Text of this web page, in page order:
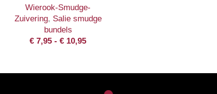
Wierook-Smudge-
Zuivering, Salie smudge
bundels
€ 7,95 - € 10,95